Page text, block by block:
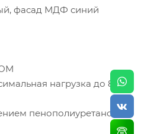
фасад МДФ синий
нагрузка до 80кг.
пенополиуретаном